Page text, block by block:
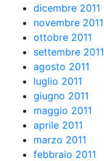
dicembre 2011
novembre 2011
ottobre 2011
settembre 2011
agosto 2011
luglio 2011
giugno 2011
maggio 2011
aprile 2011
marzo 2011
febbraio 2011